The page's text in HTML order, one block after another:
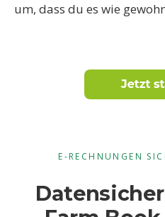
um, dass du es wie
E-RECHNUNGEN